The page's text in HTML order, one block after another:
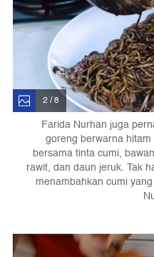
2 / 8
Farida Nurhan juga
goreng berwarna
bersama tinta cumi,
rawit, dan daun jeruk. Tak
menambahkan cumi